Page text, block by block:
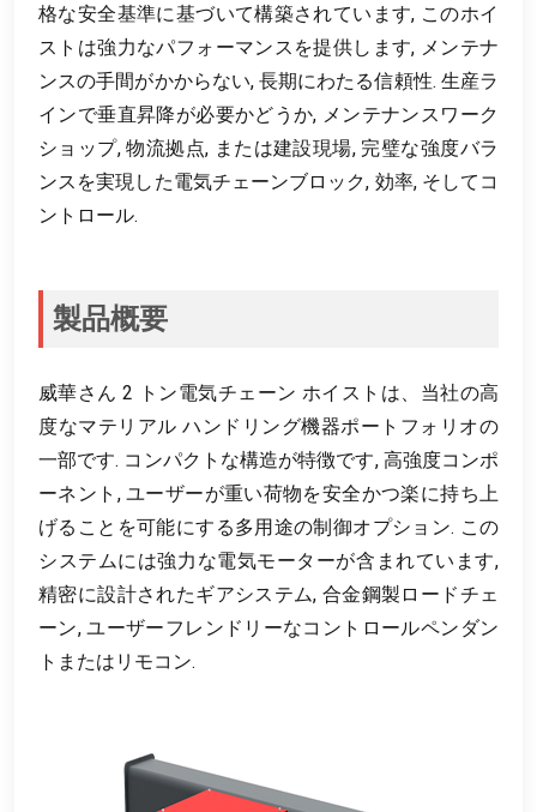
格な安全基準に基づいて構築されています, このホイ
ストは強力なパフォーマンスを提供します, メンテナ
ンスの手間がかからない, 長期にわたる信頼性. 生産ラ
インで垂直昇降が必要かどうか, メンテナンスワーク
ショップ, 物流拠点, または建設現場, 完璧な強度バラ
ンスを実現した電気チェーンブロック, 効率, そしてコ
ントロール.
製品概要
威華さん 2 トン電気チェーン ホイストは、当社の高
度なマテリアル ハンドリング機器ポートフォリオの
一部です. コンパクトな構造が特徴です, 高強度コンポ
ーネント, ユーザーが重い荷物を安全かつ楽に持ち上
げることを可能にする多用途の制御オプション. この
システムには強力な電気モーターが含まれています,
精密に設計されたギアシステム, 合金鋼製ロードチェ
ーン, ユーザーフレンドリーなコントロールペンダン
トまたはリモコン.